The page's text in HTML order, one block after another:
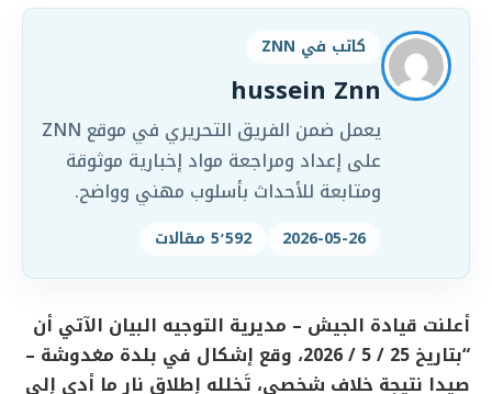
كاتب في ZNN
hussein Znn
يعمل ضمن الفريق التحريري في موقع ZNN
على إعداد ومراجعة مواد إخبارية موثوقة
ومتابعة للأحداث بأسلوب مهني وواضح.
2026-05-26 5٬592 مقالات
أعلنت قيادة الجيش – مديرية التوجيه البيان الآتي أن
“بتاريخ 25 / 5 / 2026، وقع إشكال في بلدة مغدوشة –
صيدا نتيجة خلاف شخصي، تَخلله إطلاق نار ما أدى إلى